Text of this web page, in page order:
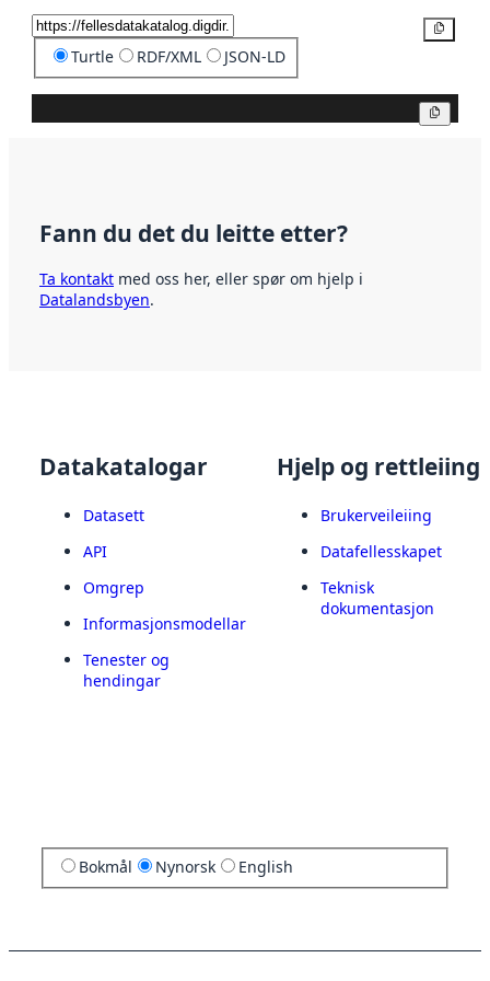
Turtle RDF/XML JSON-LD
Fann du det du leitte etter?
Ta kontakt med oss her, eller spør om hjelp i
Datalandsbyen.
Datakatalogar
Datasett
API
Omgrep
Informasjonsmodellar
Tenester og
hendingar
Hjelp og rettleiing
Brukerveileiing
Datafellesskapet
Teknisk
dokumentasjon
Bokmål Nynorsk English